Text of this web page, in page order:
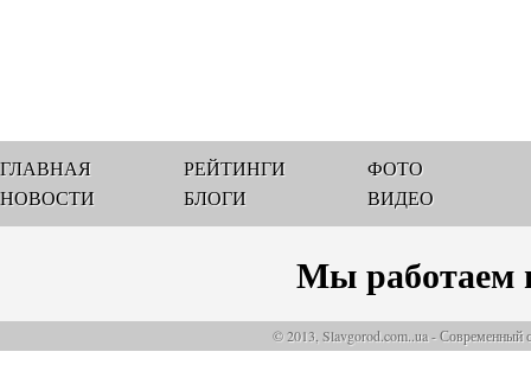
ГЛАВНАЯ
НОВОСТИ
РЕЙТИНГИ
БЛОГИ
ФОТО
ВИДЕО
Мы работаем
© 2013, Slavgorod.com..ua - Современный